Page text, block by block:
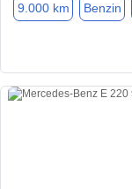
9.000 km Benzin